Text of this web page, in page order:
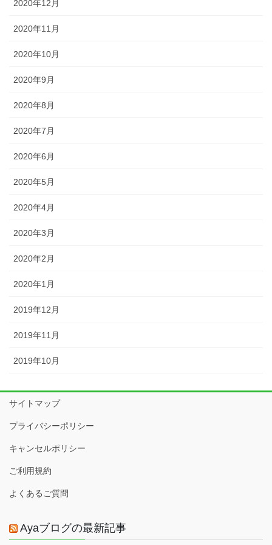
2020年12月
2020年11月
2020年10月
2020年9月
2020年8月
2020年7月
2020年6月
2020年5月
2020年4月
2020年3月
2020年2月
2020年1月
2019年12月
2019年11月
2019年10月
サイトマップ
プライバシーポリシー
キャンセルポリシー
ご利用規約
よくあるご質問
Ayaブログの最新記事